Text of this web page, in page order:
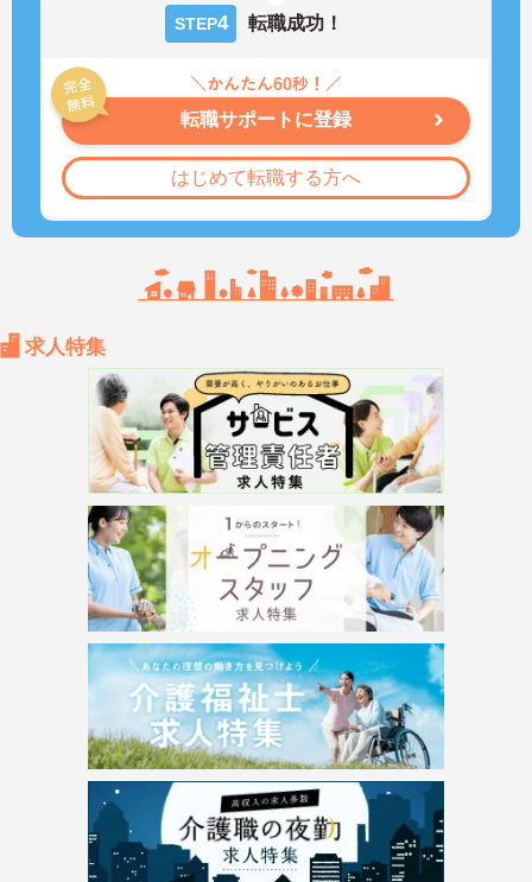
STEP4 転職成功！
転職サポートに登録
はじめて転職する方へ
求人特集